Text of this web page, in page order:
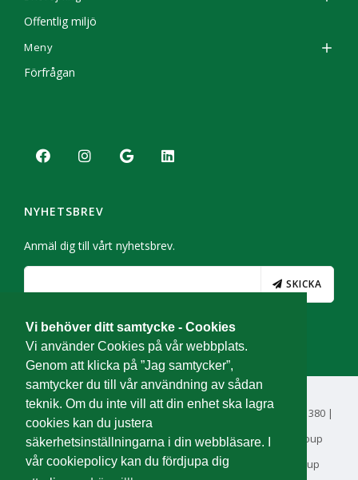
Vi behöver ditt samtycke - Cookies
Vi använder Cookies på vår webbplats.
Genom att klicka på ”Jag samtycker”,
samtycker du till vår användning av sådan
teknik. Om du inte vill att din enhet ska lagra
cookies kan du justera
säkerhetsinställningarna i din webbläsare. I
vår cookiepolicy kan du fördjupa dig
Offentlig miljö
Meny
Förfrågan
NYHETSBREV
Anmäl dig till vårt nyhetsbrev.
SKICKA
© Svensk Utemiljö AB | Org.nr 556994-8937 | Tel: 08-121 40 380 |
Integritetspolicy & Cookiespolicy |Visselblås till PHM Group
Svensk Utemiljö AB ärPHM-partner - en del av PHM Group